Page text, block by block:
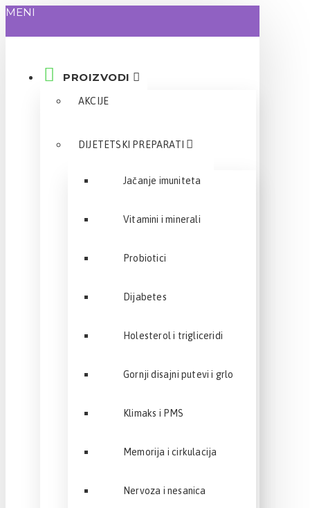
MENI
PROIZVODI
AKCIJE
DIJETETSKI PREPARATI
Jačanje imuniteta
Vitamini i minerali
Probiotici
Dijabetes
Holesterol i trigliceridi
Gornji disajni putevi i grlo
Klimaks i PMS
Memorija i cirkulacija
Nervoza i nesanica